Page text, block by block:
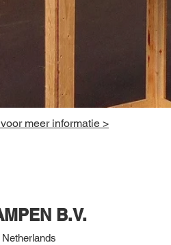
meer informatie >
B.V.